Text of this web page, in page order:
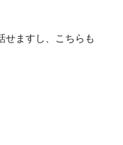
せますし、こちらも